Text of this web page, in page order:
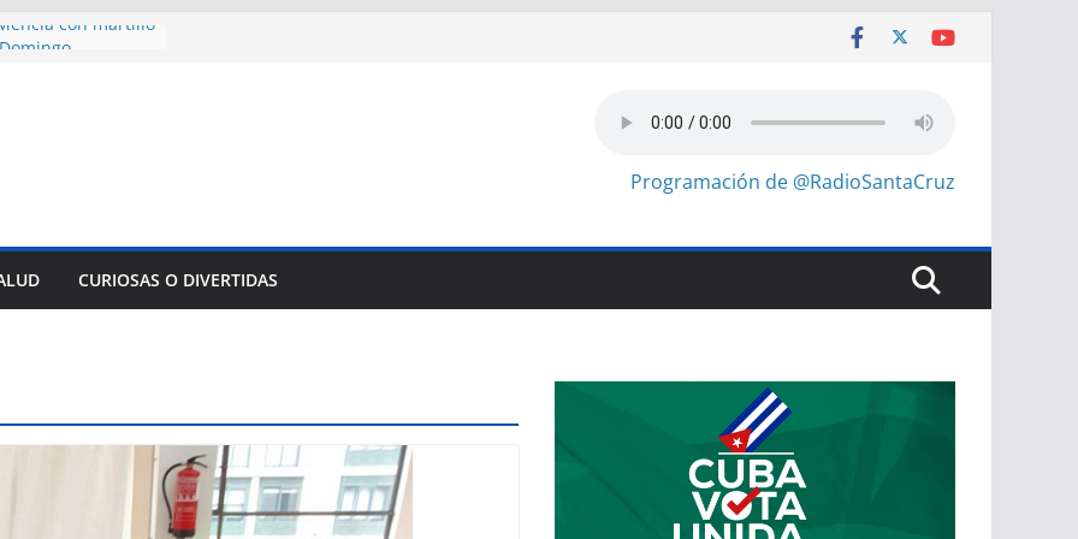
con martillo
contra Irán le
en su propio
rescate en
para importar
Programación de @RadioSantaCruz
CURIOSAS O DIVERTIDAS